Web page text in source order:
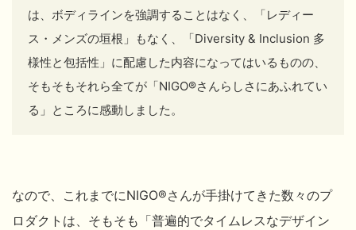
は、ボディラインを強調することはなく、「レディー
ス・メンズの垣根」もなく、「Diversity & Inclusion 多
様性と包括性」に配慮した内容になってはいるものの、
そもそもそれら全てが「NIGO®さんらしさにあふれてい
る」ところに感動しました。
なので、これまでにNIGO®さんが手掛けてきた数々のプ
ロダクトは、そもそも「普遍的でタイムレスなデザイン